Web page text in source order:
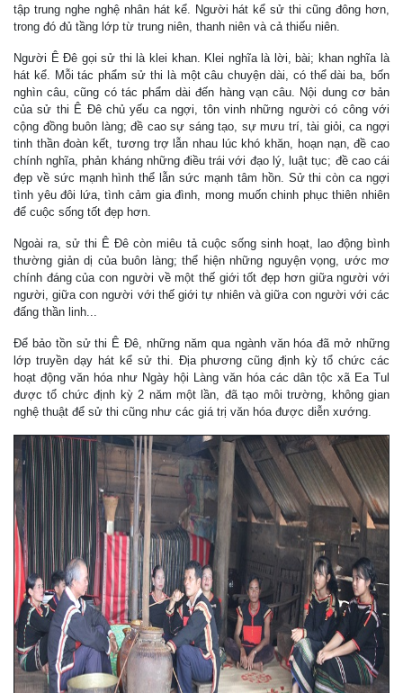
tập trung nghe nghệ nhân hát kể. Người hát kể sử thi cũng đông hơn,
trong đó đủ tầng lớp từ trung niên, thanh niên và cả thiếu niên.
Người Ê Đê gọi sử thi là klei khan. Klei nghĩa là lời, bài; khan nghĩa là
hát kể. Mỗi tác phẩm sử thi là một câu chuyện dài, có thể dài ba, bốn
nghìn câu, cũng có tác phẩm dài đến hàng vạn câu. Nội dung cơ bản
của sử thi Ê Đê chủ yếu ca ngợi, tôn vinh những người có công với
cộng đồng buôn làng; đề cao sự sáng tạo, sự mưu trí, tài giỏi, ca ngợi
tinh thần đoàn kết, tương trợ lẫn nhau lúc khó khăn, hoạn nạn, đề cao
chính nghĩa, phản kháng những điều trái với đạo lý, luật tục; đề cao cái
đẹp về sức mạnh hình thể lẫn sức mạnh tâm hồn. Sử thi còn ca ngợi
tình yêu đôi lứa, tình cảm gia đình, mong muốn chinh phục thiên nhiên
để cuộc sống tốt đẹp hơn.
Ngoài ra, sử thi Ê Đê còn miêu tả cuộc sống sinh hoạt, lao động bình
thường giản dị của buôn làng; thể hiện những nguyện vọng, ước mơ
chính đáng của con người về một thế giới tốt đẹp hơn giữa người với
người, giữa con người với thế giới tự nhiên và giữa con người với các
đấng thần linh...
Để bảo tồn sử thi Ê Đê, những năm qua ngành văn hóa đã mở những
lớp truyền dạy hát kể sử thi. Địa phương cũng định kỳ tổ chức các
hoạt động văn hóa như Ngày hội Làng văn hóa các dân tộc xã Ea Tul
được tổ chức định kỳ 2 năm một lần, đã tạo môi trường, không gian
nghệ thuật để sử thi cũng như các giá trị văn hóa được diễn xướng.